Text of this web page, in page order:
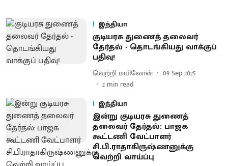
இந்தியா
குடியரசு துணைத் தலைவர்
தேர்தல் - தொடங்கியது வாக்குப்
பதிவு!
வெற்றி மயிலோன்
09 Sep 2025
2 min read
இந்தியா
இன்று குடியரசு துணைத்
தலைவர் தேர்தல்: பாஜக
கூட்டணி வேட்பாளர்
சி.பி.ராதாகிருஷ்ணனுக்கு
வெற்றி வாய்ப்பு